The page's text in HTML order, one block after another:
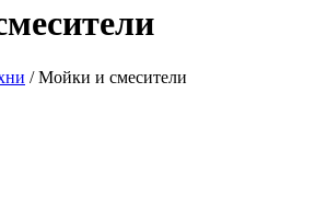
/Мойки и смесители